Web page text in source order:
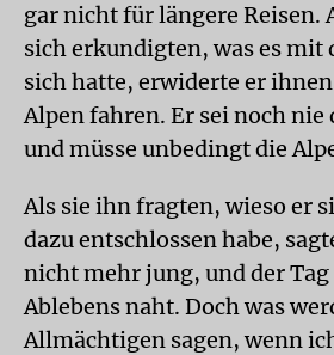
gar nicht für längere Reisen.
sich erkundigten, was es mit
sich hatte, erwiderte er
Alpen fahren. Er sei noch nie
und müsse unbedingt die
Als sie ihn fragten, wieso er
dazu entschlossen habe,
nicht mehr jung, und der
Ablebens naht. Doch was
Allmächtigen sagen, wenn